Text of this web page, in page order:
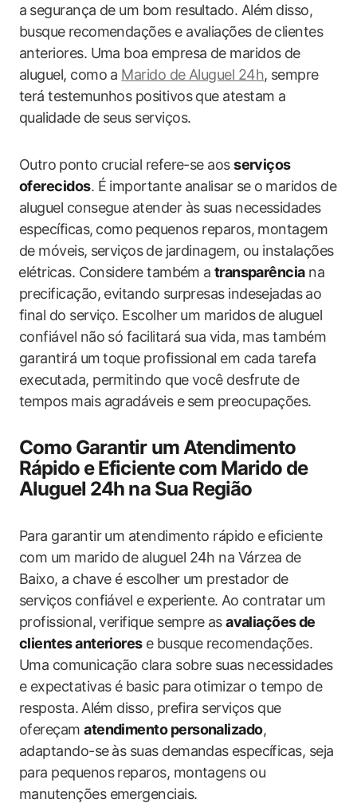
a ⁤segurança de um bom resultado. Além⁣ disso,
busque ⁤recomendações e avaliações de clientes
anteriores. Uma boa empresa de maridos de
aluguel, como a Marido de Aluguel​ 24h, sempre⁢
terá testemunhos ​positivos‌ que atestam a⁤
qualidade de‍ seus serviços.
Outro ⁣ponto crucial refere-se‍ aosserviços
oferecidos. É importante analisar se o ⁣maridos de
aluguel consegue atender às suas necessidades
específicas, ⁢como⁤ pequenos reparos,‍ montagem
de móveis,⁤ serviços⁢ de jardinagem, ‍ou instalações
⁣elétricas. Considere também a⁢ transparênciana
precificação, evitando surpresas indesejadas⁣ ao
final do serviço. Escolher um maridos de aluguel
confiável não só ‍facilitará sua vida, mas também
garantirá um ⁤toque profissional em cada tarefa
executada, ​permitindo que você desfrute de⁤
tempos mais agradáveis e ⁣sem ‌preocupações.
Como Garantir um Atendimento
Rápido e Eficiente com Marido de‌
Aluguel 24h na Sua Região
Para garantir um​ atendimento rápido ‌e eficiente
com‌ um marido de‍ aluguel 24h na Várzea de
Baixo, a chave é escolher um prestador de
serviços confiável e‍ experiente.⁣ Ao contratar⁤ um
profissional, verifique​ sempre ⁢asavaliações ⁣de
clientes anteriorese⁢ busque recomendações.⁢
Uma comunicação clara ​sobre suas necessidades
e expectativas é basic para⁣ otimizar o tempo‌ de
resposta. ⁣Além disso,‌ prefira serviços ​que ​
ofereçamatendimento​ personalizado,
adaptando-se⁤ às suas demandas⁢ específicas, seja
para pequenos reparos, montagens ou
manutenções emergenciais.